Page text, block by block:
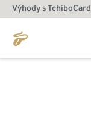
Výhody s TchiboCard